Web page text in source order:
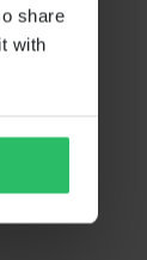
share
with